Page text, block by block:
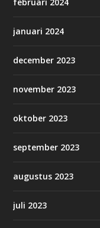
januari 2024
december 2023
november 2023
oktober 2023
september 2023
augustus 2023
juli 2023